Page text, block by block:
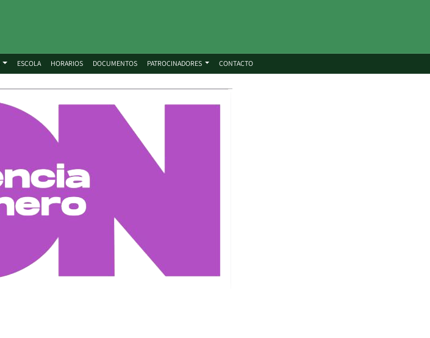
ESCOLA HORARIOS DOCUMENTOS PATROCINADORES CONTACTO